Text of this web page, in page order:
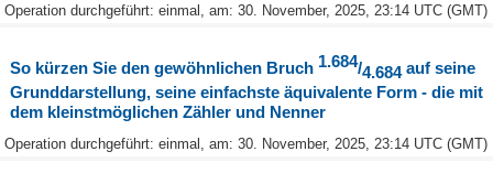
Operation durchgeführt: einmal, am: 30. November, 2025, 23:14 UTC (GMT)
So kürzen Sie den gewöhnlichen Bruch 1.684/4.684 auf seine
Grunddarstellung, seine einfachste äquivalente Form - die mit
dem kleinstmöglichen Zähler und Nenner
Operation durchgeführt: einmal, am: 30. November, 2025, 23:14 UTC (GMT)